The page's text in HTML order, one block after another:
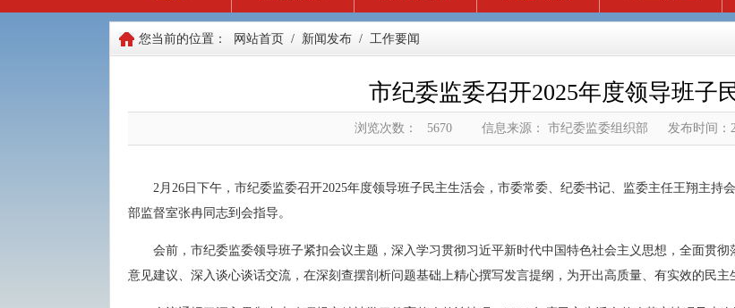
您当前的位置： 网站首页 / 新闻发布 / 工作要闻
市纪委监委召开2025年度领导班子
浏览次数： 5670 信息来源： 市纪委监委组织部 发布时间：
2月26日下午，市纪委监委召开2025年度领导班子民主生活会，市委常委、纪委书记、监委主任王翔主
部监督室张冉同志到会指导。
会前，市纪委监委领导班子紧扣会议主题，深入学习贯彻习近平新时代中国特色社会主义思想，全面贯
意见建议、深入谈心谈话交流，在深刻查摆剖析问题基础上精心撰写发言提纲，为开出高质量、有实效的民主